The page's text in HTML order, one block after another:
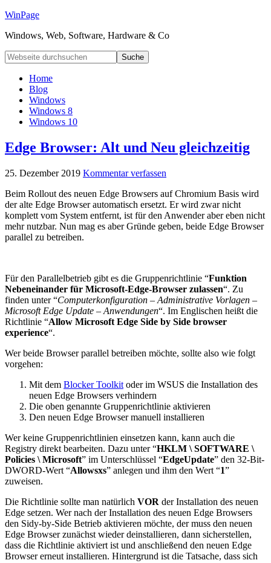
WinPage
Windows, Web, Software, Hardware & Co
Home
Blog
Windows
Windows 8
Windows 10
Edge Browser: Alt und Neu gleichzeitig
25. Dezember 2019 Kommentar verfassen
Beim Rollout des neuen Edge Browsers auf Chromium Basis wird
der alte Edge Browser automatisch ersetzt. Er wird zwar nicht
komplett vom System entfernt, ist für den Anwender aber eben nicht
mehr nutzbar. Nun mag es aber Gründe geben, beide Edge Browser
parallel zu betreiben.
Für den Parallelbetrieb gibt es die Gruppenrichtlinie “Funktion
Nebeneinander für Microsoft-Edge-Browser zulassen“. Zu
finden unter “Computerkonfiguration – Administrative Vorlagen –
Microsoft Edge Update – Anwendungen“. Im Englischen heißt die
Richtlinie “Allow Microsoft Edge Side by Side browser
experience“.
Wer beide Browser parallel betreiben möchte, sollte also wie folgt
vorgehen:
Mit dem Blocker Toolkit oder im WSUS die Installation des
neuen Edge Browsers verhindern
Die oben genannte Gruppenrichtlinie aktivieren
Den neuen Edge Browser manuell installieren
Wer keine Gruppenrichtlinien einsetzen kann, kann auch die
Registry direkt bearbeiten. Dazu unter “HKLM \ SOFTWARE \
Policies \ Microsoft” im Unterschlüssel “EdgeUpdate” den 32-Bit-
DWORD-Wert “Allowsxs” anlegen und ihm den Wert “1”
zuweisen.
Die Richtlinie sollte man natürlich VOR der Installation des neuen
Edge setzen. Wer nach der Installation des neuen Edge Browsers
den Sidy-by-Side Betrieb aktivieren möchte, der muss den neuen
Edge Browser zunächst wieder deinstallieren, dann sicherstellen,
dass die Richtlinie aktiviert ist und anschließend den neuen Edge
Browser erneut installieren. Hintergrund ist die Tatsache, dass sich